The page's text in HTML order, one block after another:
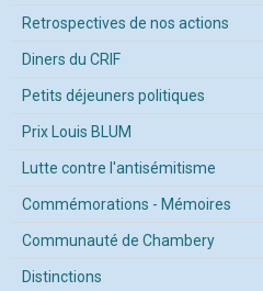
Retrospectives de nos actions
Diners du CRIF
Petits déjeuners politiques
Prix Louis BLUM
Lutte contre l'antisémitisme
Commémorations - Mémoires
Communauté de Chambery
Distinctions